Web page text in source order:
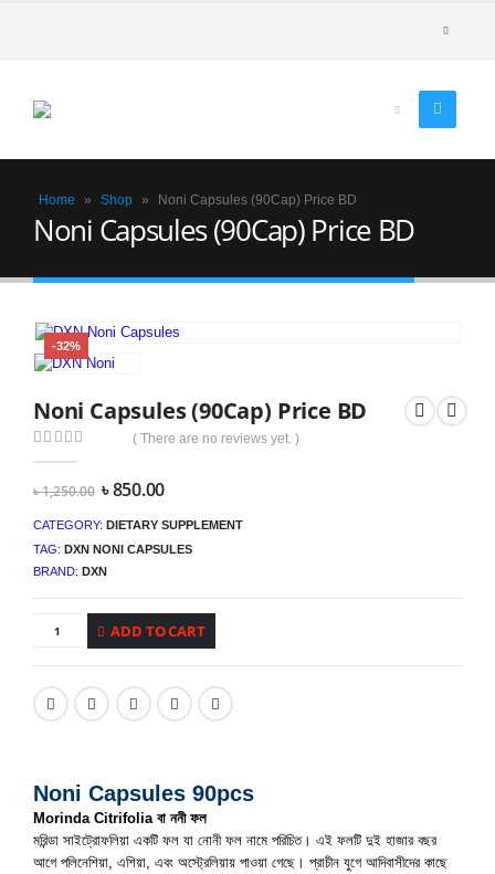
Home » Shop » Noni Capsules (90Cap) Price BD
Noni Capsules (90Cap) Price BD
-32%
Noni Capsules (90Cap) Price BD
0out of 5
( There are no reviews yet. )
৳1,250.00 Original
was:
৳850.00Current
is:
CATEGORY: DIETARY SUPPLEMENT
TAG: DXN NONI CAPSULES
BRAND: DXN
ADD TO CART
Noni Capsules 90pcs
Morinda Citrifolia বা ননী ফল
মরিন্ডা সাইট্রোফলিয়া একটি ফল যা নোনী ফল নামে পরিচিত। এই ফলটি দুই হাজার বছর
আগে পলিনেশিয়া, এশিয়া, এবং অস্ট্রেলিয়ায় পাওয়া গেছে। প্রাচীন যুগে আদিবাসীদের কাছে